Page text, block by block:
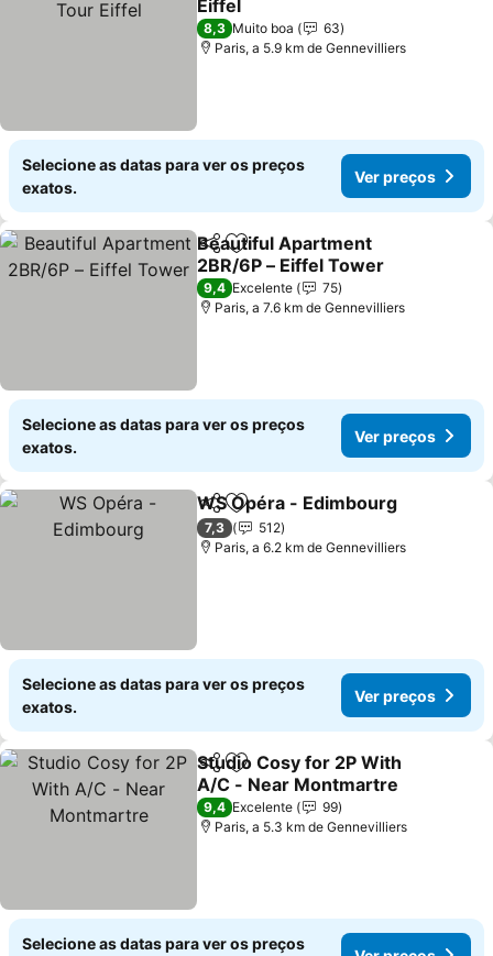
Eiffel
Ver preços
8,3 Muito boa
63
Paris, a 5.9 km de Gennevilliers
Selecione as datas para ver os preços
exatos.
Ver preços
PartilharAdicionar aos favoritos
Beautiful Apartment
2BR/6P – Eiffel Tower
Ver preços
9,4 Excelente
75
Paris, a 7.6 km de Gennevilliers
Selecione as datas para ver os preços
exatos.
Ver preços
PartilharAdicionar aos favoritos
WS Opéra - Edimbourg
7,3
512
Paris, a 6.2 km de Gennevilliers
Selecione as datas para ver os preços
exatos.
Ver preços
PartilharAdicionar aos favoritos
Studio Cosy for 2P With
A/C - Near Montmartre
Ver preços
9,4 Excelente
99
Paris, a 5.3 km de Gennevilliers
Selecione as datas para ver os preços